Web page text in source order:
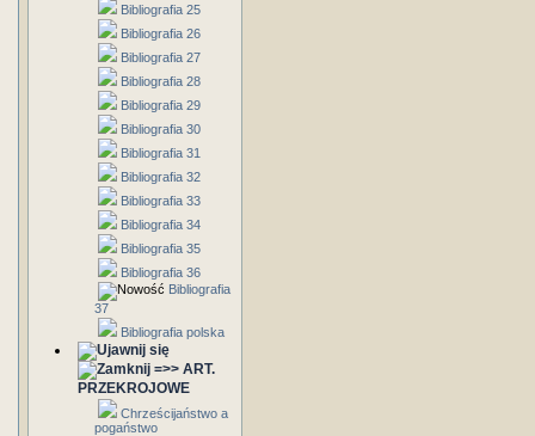
Bibliografia 25
Bibliografia 26
Bibliografia 27
Bibliografia 28
Bibliografia 29
Bibliografia 30
Bibliografia 31
Bibliografia 32
Bibliografia 33
Bibliografia 34
Bibliografia 35
Bibliografia 36
Bibliografia
37
Bibliografia polska
=>> ART.
PRZEKROJOWE
Chrześcijaństwo a
pogaństwo